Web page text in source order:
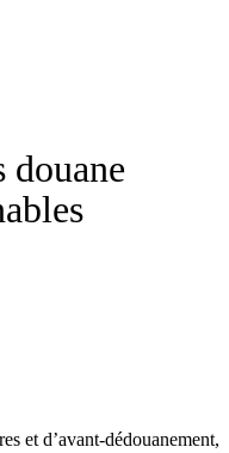
douane
et d’avant-dédouanement,